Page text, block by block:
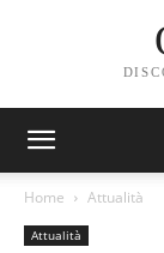
Home Attualità
Attualità